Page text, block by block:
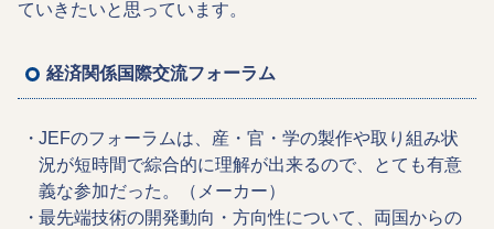
ていきたいと思っています。
経済関係国際交流フォーラム
JEFのフォーラムは、産・官・学の製作や取り組み状
況が短時間で綜合的に理解が出来るので、とても有意
義な参加だった。（メーカー）
最先端技術の開発動向・方向性について、両国からの